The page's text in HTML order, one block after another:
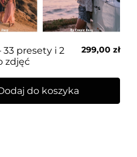
33 presety i 2
zdjęć
299,00zł
do koszyka